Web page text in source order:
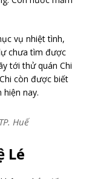
vụ nhiệt tình,
chưa tìm được
tới thử quán Chi
còn được biết
nay.
Huế
Lé